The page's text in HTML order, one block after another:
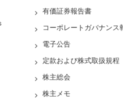
有価証券報告書
コーポレートガバナンス
電子公告
定款および株式取扱規程
株主総会
株主メモ